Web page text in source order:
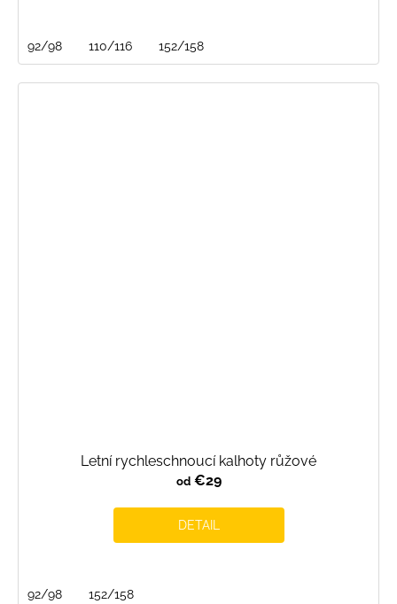
92/98 110/116 152/158
Letní rychleschnoucí kalhoty růžové
od€29
DETAIL
92/98 152/158